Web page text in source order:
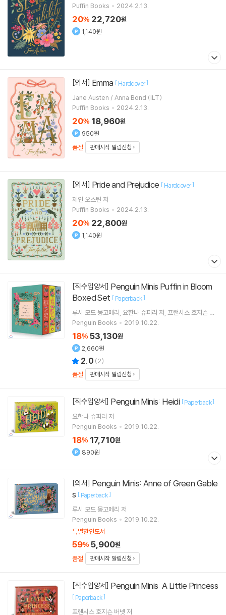
Puffin Books
2024.2.13.
20% 22,720원
1,140원
[외서] Emma [ Hardcover]
Jane Austen / Anna Bond (ILT)
Puffin Books
2024.2.13.
20% 18,960원
950원
품절
판매시작 알림신청
[외서] Pride and Prejudice [ Hardcover]
제인 오스틴 저
Puffin Books
2024.2.13.
20% 22,800원
1,140원
[직수입양서]
Boxed Set [ Paperback]
루시 모드 몽고메리 요한나 슈피리 저 프랜시스 호지슨 버
넷원저
Penguin Books 2019.10.22.
18% 53,130원
2,660원
2.0 (2)
품절
판매시작 알림신청
[직수입양서] Penguin Minis: Heidi [Paperback]
요한나 슈피리 저
Penguin Books
2019.10.22.
18% 17,710원
890원
[외서]
s [ Paperback]
루시 모드 몽고메리 저
Penguin Books
2019.10.22.
특별할인도서
59% 5,900원
품절
판매시작 알림신청
[직수입양서] Penguin Minis: A Little Princess
[ Paperback]
프랜시스 호지슨 버넷 저